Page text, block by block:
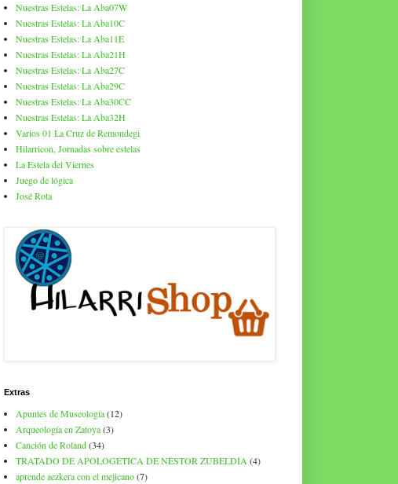
Nuestras Estelas: La Aba07W
Nuestras Estelas: La Aba10C
Nuestras Estelas: La Aba11E
Nuestras Estelas: La Aba21H
Nuestras Estelas: La Aba27C
Nuestras Estelas: La Aba29C
Nuestras Estelas: La Aba30CC
Nuestras Estelas: La Aba32H
Varios 01 La Cruz de Remondegi
Hilarricon, Jornadas sobre estelas
La Estela del Viernes
Juego de lógica
José Rota
Extras
Apuntes de Museología(12)
Arqueología en Zatoya(3)
Canción de Roland(34)
TRATADO DE APOLOGÉTICA DE NÉSTOR ZUBELDÍA (4)
aprende aezkera con el mejicano(7)